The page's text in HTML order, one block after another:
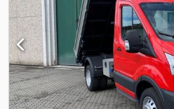
suspensie ranforsată, - An fabricație:
Td, Euro 6d, cutie de viteze cu 6
TREND: aer condiționat, ABS, radio,
Vopsea metalizată: gri magnetic -
(dimensiuni exterioare: 3500 x 2200
sistem de tensionare, uși spate,
excelentă, anvelope la 95%,